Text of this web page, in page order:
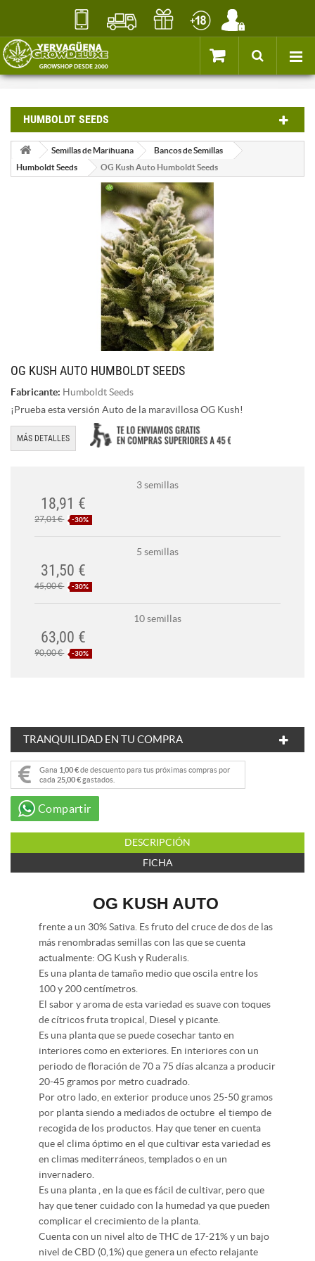
HUMBOLDT SEEDS
Semillas de Marihuana
Bancos de Semillas
Humboldt Seeds
OG Kush Auto Humboldt Seeds
OG KUSH AUTO HUMBOLDT SEEDS
Fabricante: Humboldt Seeds
¡Prueba esta versión Auto de la maravillosa OG Kush!
MÁS DETALLES
3 semillas
18,91 €
27,01 € -30%
5 semillas
31,50 €
45,00 € -30%
10 semillas
63,00 €
90,00 € -30%
TRANQUILIDAD EN TU COMPRA
Gana 1,00 €de descuento para tus próximas compras por
cada 25,00 €gastados.
Compartir
DESCRIPCIÓN
FICHA
OG KUSH AUTO
frente a un 30% Sativa. Es fruto del cruce de dos de las
más renombradas semillas con las que se cuenta
actualmente: OG Kush y Ruderalis.
Es una planta de tamaño medio que oscila entre los
100 y 200 centímetros.
El sabor y aroma de esta variedad es suave con toques
de cítricos fruta tropical, Diesel y picante.
Es una planta que se puede cosechar tanto en
interiores como en exteriores. En interiores con un
periodo de floración de 70 a 75 días alcanza a producir
20-45 gramos por metro cuadrado.
Por otro lado, en exterior produce unos 25-50 gramos
por planta siendo a mediados de octubre el tiempo de
recogida de los productos. Hay que tener en cuenta
que el clima óptimo en el que cultivar esta variedad es
en climas mediterráneos, templados o en un
invernadero.
Es una planta , en la que es fácil de cultivar, pero que
hay que tener cuidado con la humedad ya que pueden
complicar el crecimiento de la planta.
Cuenta con un nivel alto de THC de 17-21% y un bajo
nivel de CBD (0,1%) que genera un efecto relajante